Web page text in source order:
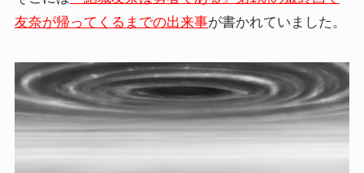
友奈が帰ってくるまでの出来事が書かれていました。